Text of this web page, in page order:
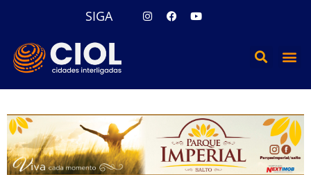
SIGA